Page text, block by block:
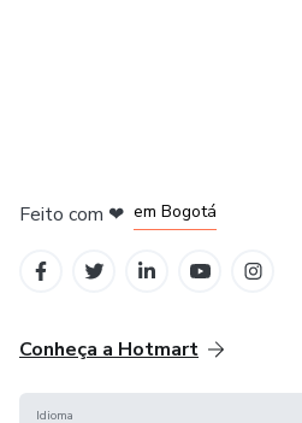
Feito com ❤ em Bogotá
Conheça a Hotmart
Idioma